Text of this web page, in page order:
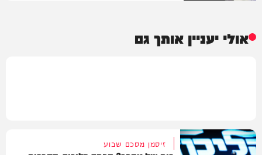
אולי יעניין אותך גם
זיסמן מסכם שבוע